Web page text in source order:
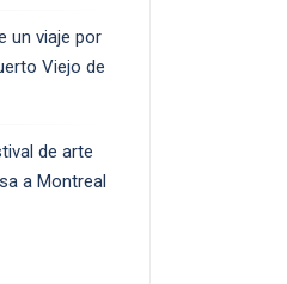
un viaje por
Viejo de
de arte
a Montreal